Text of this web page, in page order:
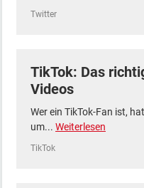
Twitter
TikTok: Das
Videos
Wer ein TikTok-Fan ist,
um... Weiterlesen
TikTok